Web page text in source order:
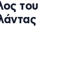
του